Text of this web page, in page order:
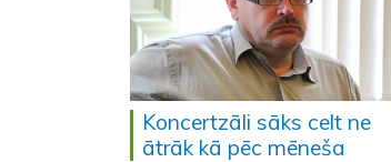
Koncertzāli sāks celt ne
ātrāk kā pēc mēneša